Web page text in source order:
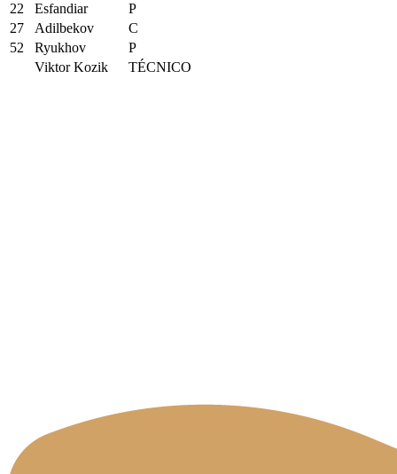
22
Esfandiar
P
27
Adilbekov
C
52
Ryukhov
P
Viktor Kozik
TÉCNICO